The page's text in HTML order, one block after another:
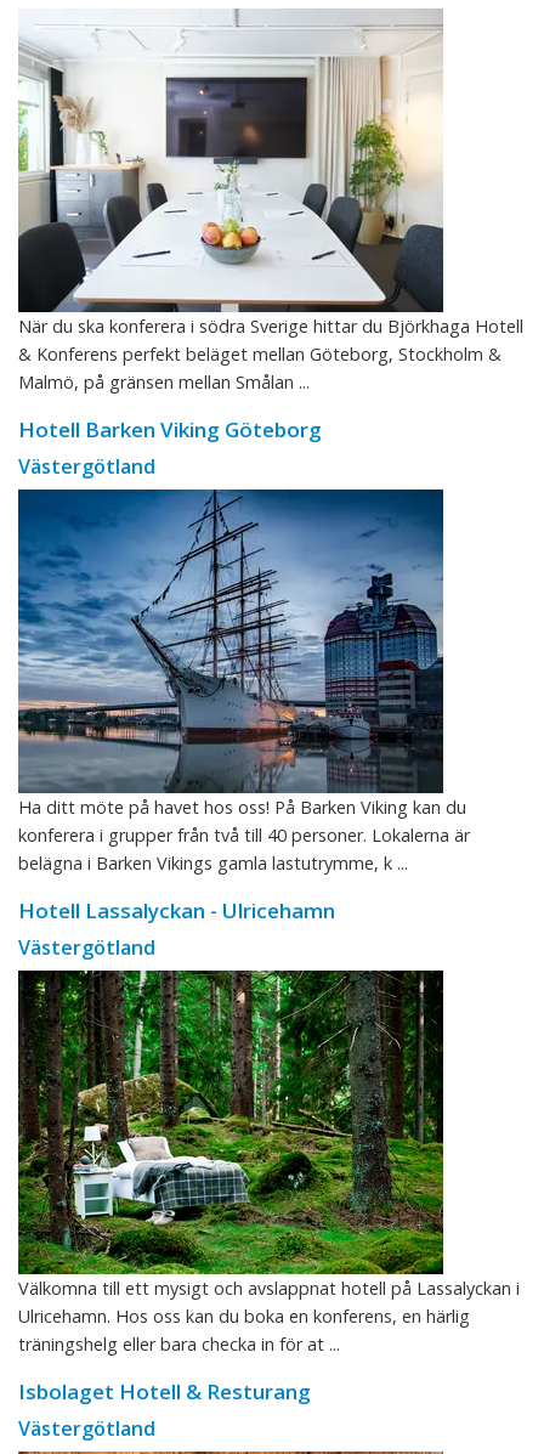
När du ska konferera i södra Sverige hittar du Björkhaga Hotell
& Konferens perfekt beläget mellan Göteborg, Stockholm &
Malmö, på gränsen mellan Smålan ...
Hotell Barken Viking Göteborg
Västergötland
Ha ditt möte på havet hos oss! På Barken Viking kan du
konferera i grupper från två till 40 personer. Lokalerna är
belägna i Barken Vikings gamla lastutrymme, k ...
Hotell Lassalyckan - Ulricehamn
Västergötland
Välkomna till ett mysigt och avslappnat hotell på Lassalyckan i
Ulricehamn. Hos oss kan du boka en konferens, en härlig
träningshelg eller bara checka in för at ...
Isbolaget Hotell & Resturang
Västergötland